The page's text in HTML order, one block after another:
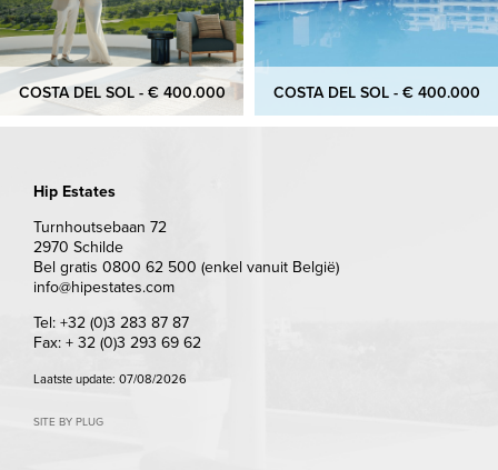
COSTA DEL SOL - € 400.000 COSTA DEL SOL - € 400.000
Hip Estates
Turnhoutsebaan 72
2970 Schilde
Bel gratis 0800 62 500 (enkel vanuit België)
info@hipestates.com
Tel: +32 (0)3 283 87 87
Fax: + 32 (0)3 293 69 62
Laatste update: 07/08/2026
SITE BY PLUG